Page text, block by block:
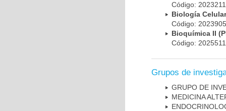
Código:
Biología
Código:
Bioquímica II
Código:
Grupos de
GRUPO DE
MEDICINA